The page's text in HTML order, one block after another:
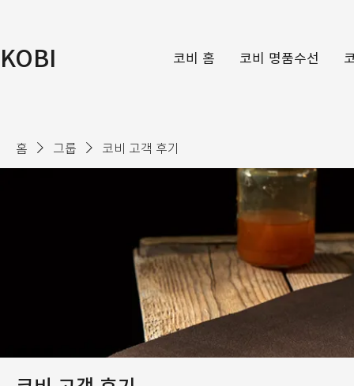
KOBI 코비 홈 코비 명품수선
홈 그룹 코비 고객 후기